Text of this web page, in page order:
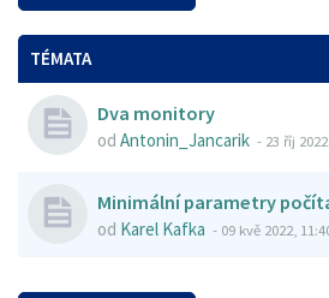
TÉMATA
Dva monitory
od Antonin_Jancarik - 23 říj
Minimální parametry
od Karel Kafka - 09 kvě 2022,